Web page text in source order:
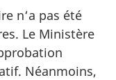
n‘a pas été
Le Ministère
Néanmoins,